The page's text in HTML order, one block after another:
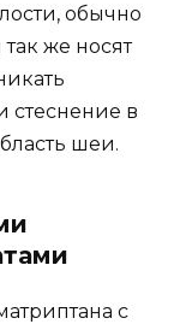
обычно
же носят
стеснение в
шеи.
с